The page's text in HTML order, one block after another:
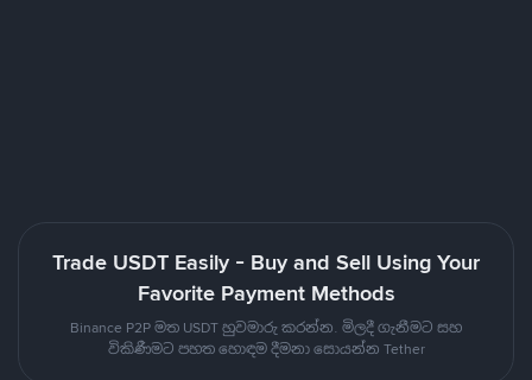
Trade USDT Easily - Buy and Sell Using Your
Favorite Payment Methods
Binance P2P මත USDT හුවමාරු කරන්න. මිලදී ගැනීමට සහ
විකිණීමට පහත හොඳම දීමනා සොයන්න Tether